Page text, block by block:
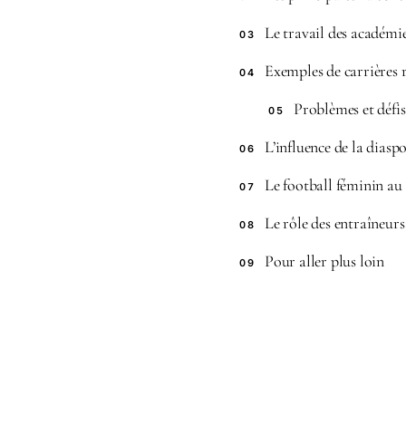
03 Le travail des
04 Exemples de carrières
05 Problèmes et défis
06 L’influence de la
07 Le football féminin au
08 Le rôle des
09 Pour aller plus loin